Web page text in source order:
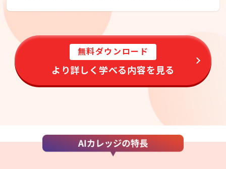
無料ダウンロード
より詳しく学べる内容を見る